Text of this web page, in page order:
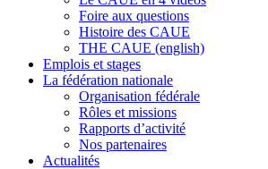
Foire aux questions
Histoire des CAUE
THE CAUE (english)
Emplois et stages
La fédération nationale
Organisation fédérale
Rôles et missions
Rapports d’activité
Nos partenaires
Actualités